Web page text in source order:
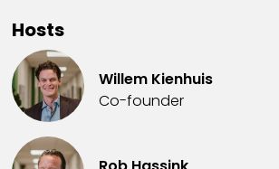
Hosts
Willem Kienhuis
Co-founder